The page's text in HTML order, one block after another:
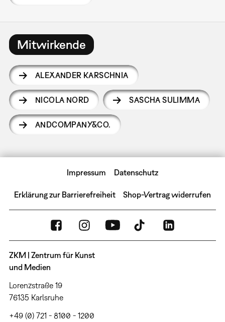
Mitwirkende
ALEXANDER KARSCHNIA
NICOLA NORD SASCHA SULIMMA
ANDCOMPANY&CO.
Impressum Datenschutz
Erklärung zur Barrierefreiheit Shop-Vertrag widerrufen
ZKM | Zentrum für Kunst
und Medien
Lorenzstraße 19
76135 Karlsruhe
+49 (0) 721 - 8100 - 1200